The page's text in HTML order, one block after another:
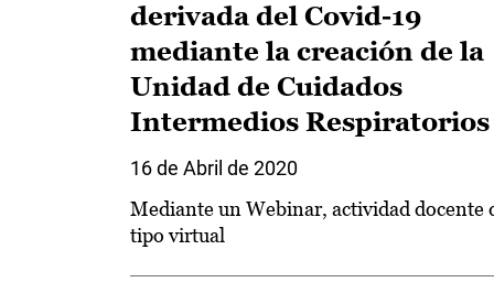
derivada del Covid-19
mediante la creación de la
Unidad de Cuidados
Intermedios Respiratorios
16 de Abril de 2020
Mediante un Webinar, actividad docente
tipo virtual